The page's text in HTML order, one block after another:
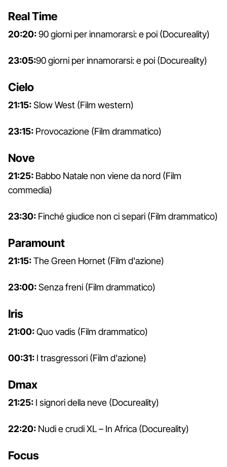
Real Time
20:20:90 giorni per innamorarsi: e poi (Docureality)
23:05:90 giorni per innamorarsi: e poi (Docureality)
Cielo
21:15:Slow West (Film western)
23:15: Provocazione (Film drammatico)
Nove
21:25: Babbo Natale non viene da nord (Film
commedia)
23:30: Finché giudice non ci separi (Film drammatico)
Paramount
21:15:The Green Hornet (Film d'azione)
23:00:Senza freni (Film drammatico)
Iris
21:00:Quo vadis (Film drammatico)
00:31: I trasgressori (Film d'azione)
Dmax
21:25: I signori della neve (Docureality)
22:20: Nudi e crudi XL – In Africa (Docureality)
Focus